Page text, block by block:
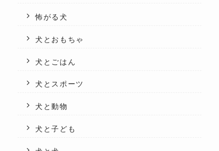
怖がる犬
犬とおもちゃ
犬とごはん
犬とスポーツ
犬と動物
犬と子ども